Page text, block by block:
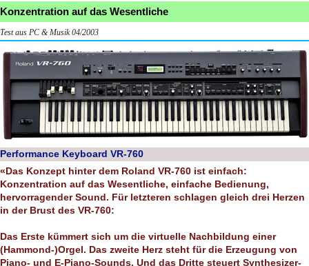
Konzentration auf das Wesentliche
Test aus PC & Musik 04/2003
Performance Keyboard VR-760
«Das Konzept hinter dem Roland VR-760 ist einfach:
Konzentration auf das Wesentliche, einfache Bedienung,
hervorragender Sound. Für letzteren schlagen gleich drei Herzen
in der Brust des VR-760:
Das Erste kümmert sich um die virtuelle Nachbildung einer
(Hammond-)Orgel. Das zweite Herz steht für die Erzeugung von
Piano- und E-Piano-Sounds. Und das Dritte steuert Synthesizer-